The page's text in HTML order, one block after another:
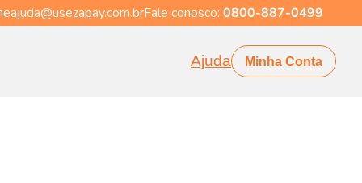
Fale conosco: 0800-887-0499
Ajuda Minha Conta